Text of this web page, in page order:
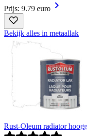
Prijs: 9.79 euro
Bekijk alles in metaallak
Rust-Oleum radiator